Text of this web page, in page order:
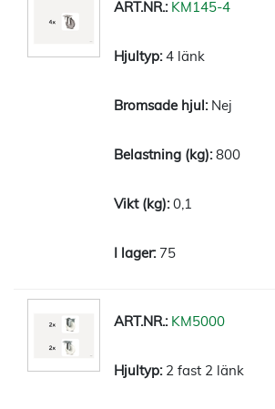
KM145-4
4 länk
Nej
800
0,1
75
KM5000
2 fast 2 länk